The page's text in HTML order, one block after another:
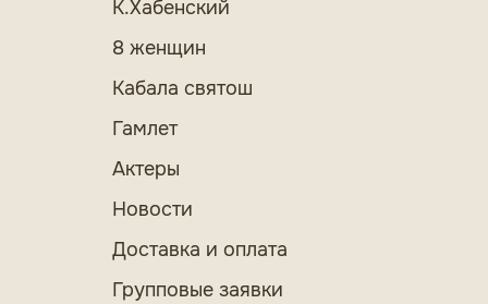
К.Хабенский
8 женщин
Кабала святош
Гамлет
Актеры
Новости
Доставка и оплата
Групповые заявки